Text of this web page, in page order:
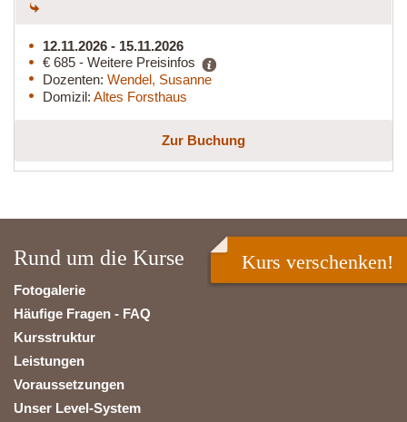
12.11.2026 - 15.11.2026
€ 685 - Weitere Preisinfos
Dozenten: Wendel, Susanne
Domizil: Altes Forsthaus
Zur Buchung
Rund um die Kurse
Fotogalerie
Häufige Fragen - FAQ
Kursstruktur
Leistungen
Voraussetzungen
Unser Level-System
Kurs verschenken!